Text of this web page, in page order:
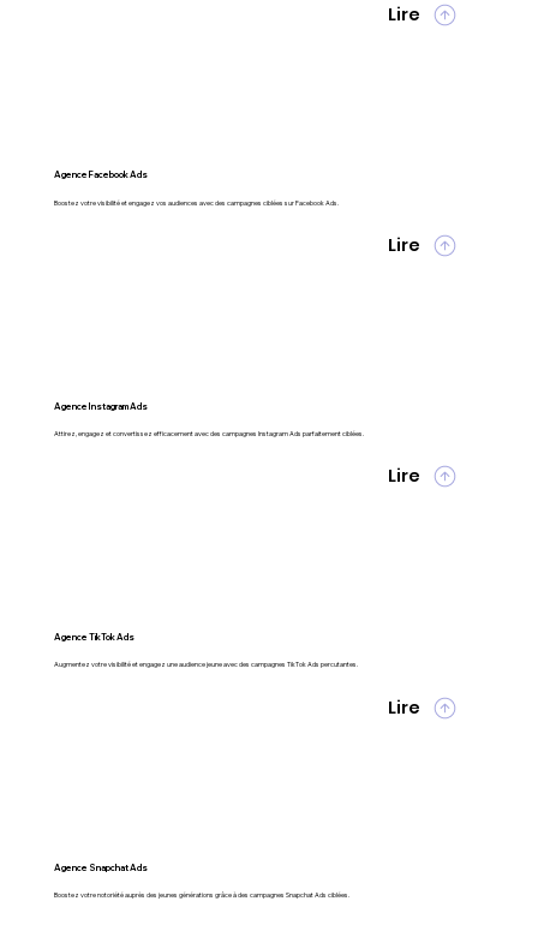
Lire
Agence Facebook Ads
Boostez votre visibilité et engagez vos audiences avec des campagnes ciblées sur Facebook Ads.
Lire
Agence Instagram Ads
Attirez, engagez et convertissez efficacement avec des campagnes Instagram Ads parfaitement ciblées.
Lire
Agence TikTok Ads
Augmentez votre visibilité et engagez une audience jeune avec des campagnes TikTok Ads percutantes.
Lire
Agence Snapchat Ads
Boostez votre notoriété auprès des jeunes générations grâce à des campagnes Snapchat Ads ciblées.